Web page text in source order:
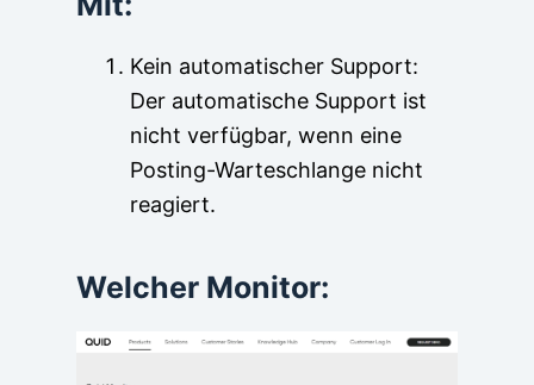
Kein automatischer Support:
Der automatische Support ist
nicht verfügbar, wenn eine
Posting-Warteschlange nicht
reagiert.
Welcher Monitor: